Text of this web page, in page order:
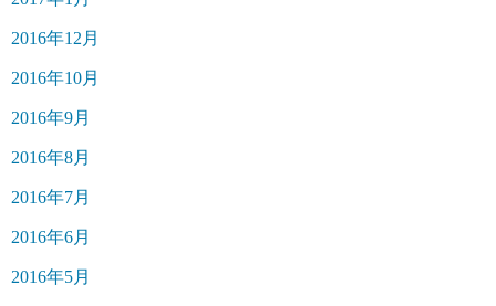
2016年12月
2016年10月
2016年9月
2016年8月
2016年7月
2016年6月
2016年5月